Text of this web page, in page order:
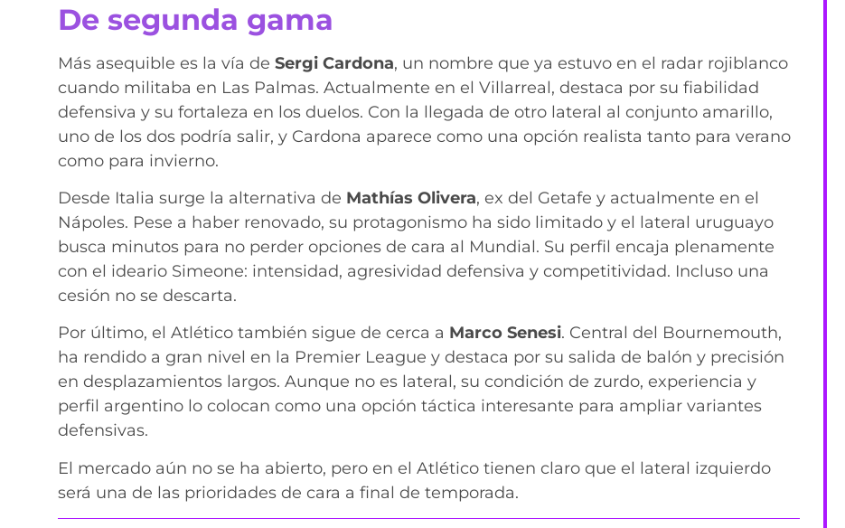
De segunda gama
Más asequible es la vía de Sergi Cardona, un nombre que ya estuvo en el radar rojiblanco
cuando militaba en Las Palmas. Actualmente en el Villarreal, destaca por su fiabilidad
defensiva y su fortaleza en los duelos. Con la llegada de otro lateral al conjunto amarillo,
uno de los dos podría salir, y Cardona aparece como una opción realista tanto para verano
como para invierno.
Desde Italia surge la alternativa de Mathías Olivera, ex del Getafe y actualmente en el
Nápoles. Pese a haber renovado, su protagonismo ha sido limitado y el lateral uruguayo
busca minutos para no perder opciones de cara al Mundial. Su perfil encaja plenamente
con el ideario Simeone: intensidad, agresividad defensiva y competitividad. Incluso una
cesión no se descarta.
Por último, el Atlético también sigue de cerca a Marco Senesi. Central del Bournemouth,
ha rendido a gran nivel en la Premier League y destaca por su salida de balón y precisión
en desplazamientos largos. Aunque no es lateral, su condición de zurdo, experiencia y
perfil argentino lo colocan como una opción táctica interesante para ampliar variantes
defensivas.
El mercado aún no se ha abierto, pero en el Atlético tienen claro que el lateral izquierdo
será una de las prioridades de cara a final de temporada.